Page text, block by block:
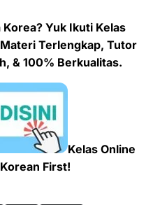
Yuk Ikuti Kelas
Terlengkap, Tutor
& 100% Berkualitas.
Kelas Online
First!